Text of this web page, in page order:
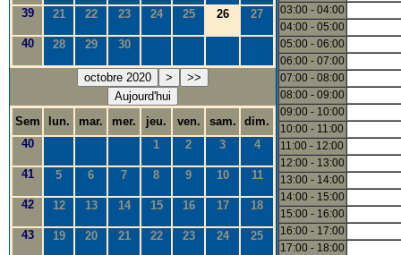
39 21 22 23 24 25 26 27
40 28 29 30
octobre 2020 >
>>
Aujourd'hui
Sem
lun. mar. mer. jeu. ven. sam.
dim.
40
1 2 3 4
41 5 6 7 8 9 10 11
42 12 13 14 15 16 17 18
43 19 20 21 22 23 24 25
03:00 - 04:00
04:00 - 05:00
05:00 - 06:00
06:00 - 07:00
07:00 - 08:00
08:00 - 09:00
09:00 - 10:00
10:00 - 11:00
11:00 - 12:00
12:00 - 13:00
13:00 - 14:00
14:00 - 15:00
15:00 - 16:00
16:00 - 17:00
17:00 - 18:00